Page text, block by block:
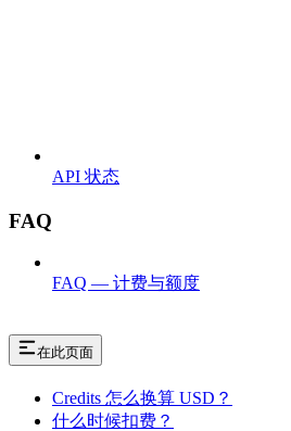
API 状态
FAQ
FAQ — 计费与额度
在此页面
Credits 怎么换算 USD？
什么时候扣费？